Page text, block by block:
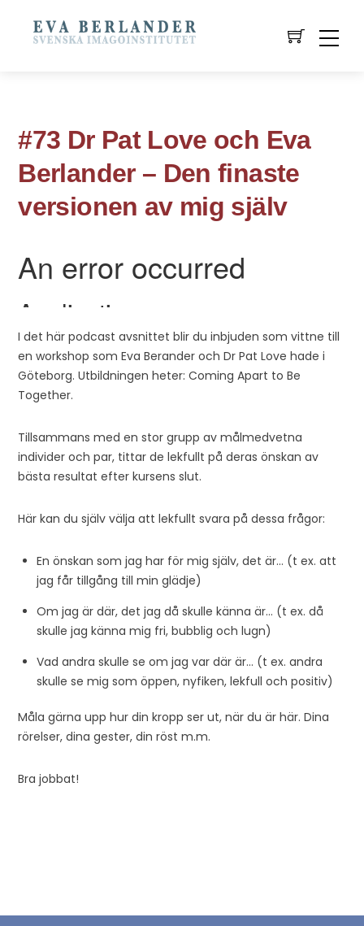
#73 Dr Pat Love och Eva
Berlander – Den finaste
versionen av mig själv
I det här podcast avsnittet blir du inbjuden som vittne till
en workshop som Eva Berander och Dr Pat Love hade i
Göteborg. Utbildningen heter: Coming Apart to Be
Together.
Tillsammans med en stor grupp av målmedvetna
individer och par, tittar de lekfullt på deras önskan av
bästa resultat efter kursens slut.
Här kan du själv välja att lekfullt svara på dessa frågor:
En önskan som jag har för mig själv, det är… (t ex. att
jag får tillgång till min glädje)
Om jag är där, det jag då skulle känna är… (t ex. då
skulle jag känna mig fri, bubblig och lugn)
Vad andra skulle se om jag var där är… (t ex. andra
skulle se mig som öppen, nyfiken, lekfull och positiv)
Måla gärna upp hur din kropp ser ut, när du är här. Dina
rörelser, dina gester, din röst m.m.
Bra jobbat!